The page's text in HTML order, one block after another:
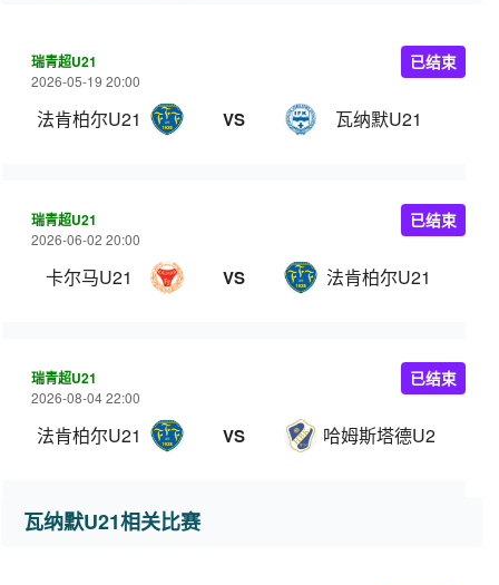
瑞青超U21
2026-05-19 20:00
法肯柏尔U21 VS 瓦纳默U21
已结束
瑞青超U21
2026-06-02 20:00
卡尔马U21 VS 法肯柏尔U21
已结束
瑞青超U21
2026-08-04 22:00
法肯柏尔U21 VS 哈姆斯塔德U21
已结束
瓦纳默U21相关比赛